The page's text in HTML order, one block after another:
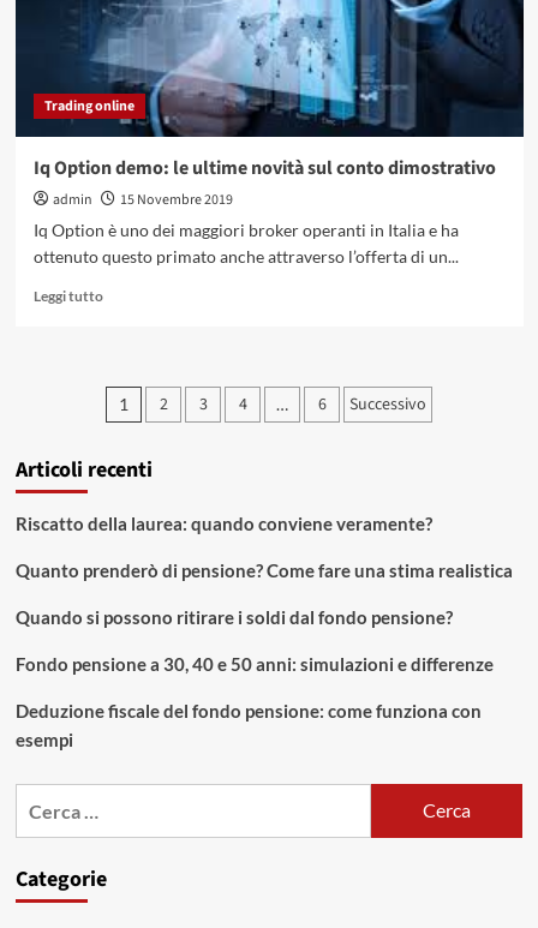
Trading online
Iq Option demo: le ultime novità sul conto dimostrativo
admin
15 Novembre 2019
Iq Option è uno dei maggiori broker operanti in Italia e ha
ottenuto questo primato anche attraverso l’offerta di un...
Leggi tuttoLeggi
Iq
Option
demo:
ultime
sul
dimostrativo
Paginazione
articoli
1 2 3 4 … 6 Successivo
Articoli recenti
Riscatto della laurea: quando conviene veramente?
Quanto prenderò di pensione? Come fare una stima realistica
Quando si possono ritirare i soldi dal fondo pensione?
Fondo pensione a 30, 40 e 50 anni: simulazioni e differenze
Deduzione fiscale del fondo pensione: come funziona con
esempi
Categorie